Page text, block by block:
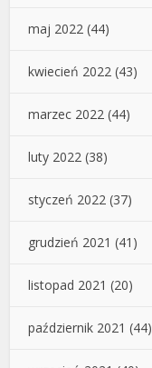
maj 2022 (44)
kwiecień 2022 (43)
marzec 2022 (44)
luty 2022 (38)
styczeń 2022 (37)
grudzień 2021 (41)
listopad 2021 (20)
październik 2021 (44)